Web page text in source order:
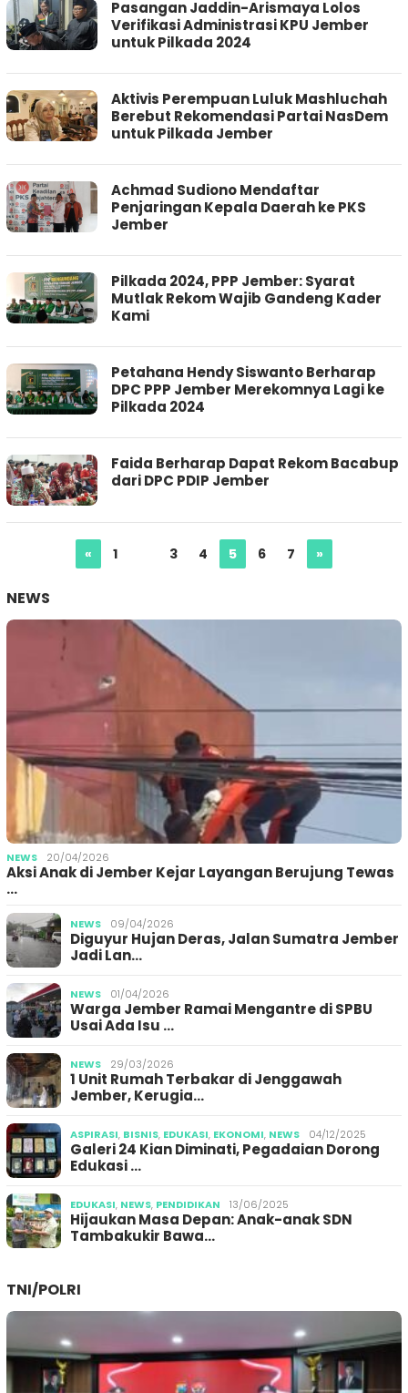
Pasangan Jaddin-Arismaya Lolos
Verifikasi Administrasi KPU Jember
untuk Pilkada 2024
Aktivis Perempuan Luluk Mashluchah
Berebut Rekomendasi Partai NasDem
untuk Pilkada Jember
Achmad Sudiono Mendaftar
Penjaringan Kepala Daerah ke PKS
Jember
Pilkada 2024, PPP Jember: Syarat
Mutlak Rekom Wajib Gandeng Kader
Kami
Petahana Hendy Siswanto Berharap
DPC PPP Jember Merekomnya Lagi ke
Pilkada 2024
Faida Berharap Dapat Rekom Bacabup
dari DPC PDIP Jember
« 1 3 4 5 6 7 »
NEWS
NEWS 20/04/2026
Aksi Anak di Jember Kejar Layangan Berujung Tewas
…
NEWS 09/04/2026
Diguyur Hujan Deras, Jalan Sumatra Jember
Jadi Lan…
NEWS 01/04/2026
Warga Jember Ramai Mengantre di SPBU
Usai Ada Isu …
NEWS 29/03/2026
1 Unit Rumah Terbakar di Jenggawah
Jember, Kerugia…
ASPIRASI, BISNIS, EDUKASI, EKONOMI, NEWS 04/12/2025
Galeri 24 Kian Diminati, Pegadaian Dorong
Edukasi …
EDUKASI, NEWS, PENDIDIKAN 13/06/2025
Hijaukan Masa Depan: Anak-anak SDN
Tambakukir Bawa…
TNI/POLRI